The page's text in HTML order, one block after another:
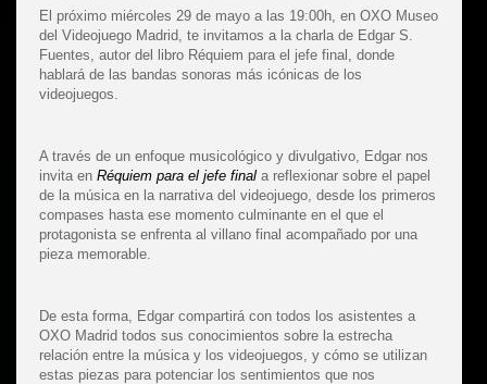
El próximo miércoles 29 de mayo a las 19:00h, en OXO Museo
del Videojuego Madrid, te invitamos a la charla de Edgar S.
Fuentes, autor del libro Réquiem para el jefe final, donde
hablará de las bandas sonoras más icónicas de los
videojuegos.
A través de un enfoque musicológico y divulgativo, Edgar nos
invita en Réquiem para el jefe final a reflexionar sobre el papel
de la música en la narrativa del videojuego, desde los primeros
compases hasta ese momento culminante en el que el
protagonista se enfrenta al villano final acompañado por una
pieza memorable.
De esta forma, Edgar compartirá con todos los asistentes a
OXO Madrid todos sus conocimientos sobre la estrecha
relación entre la música y los videojuegos, y cómo se utilizan
estas piezas para potenciar los sentimientos que nos